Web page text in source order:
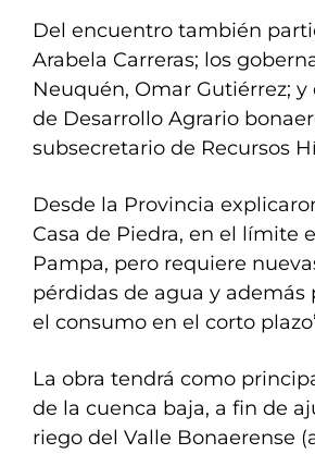
Del encuentro también
Arabela Carreras; los
Neuquén, Omar Gutiérrez;
de Desarrollo Agrario
subsecretario de Recursos
Desde la Provincia
Casa de Piedra, en el límite
Pampa, pero requiere
pérdidas de agua y
el consumo en el corto
La obra tendrá como
de la cuenca baja, a fin de
riego del Valle Bonaerense